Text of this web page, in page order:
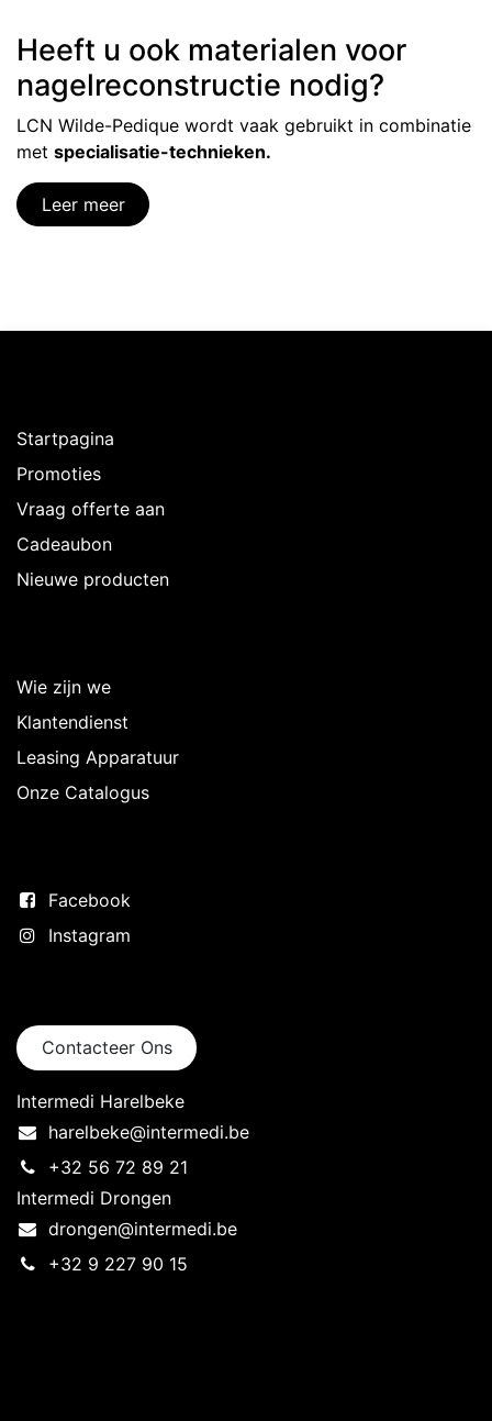
Heeft u ook materialen voor
nagelreconstructie nodig?
LCN Wilde-Pedique wordt vaak gebruikt in combinatie
met specialisatie-technieken.
Leer meer
Startpagina
Promoties
Vraag offerte aan
Cadeaubon
Nieuwe producten
Wie zijn we
Klantendienst
Leasing Apparatuur
Onze Catalogus
Facebook
Instagram
Contacteer Ons
Intermedi Harelbeke
harelbeke@intermedi.be
+32 56 72 89 21
Intermedi Drongen
drongen@intermedi.be
+32 9 227 90 15